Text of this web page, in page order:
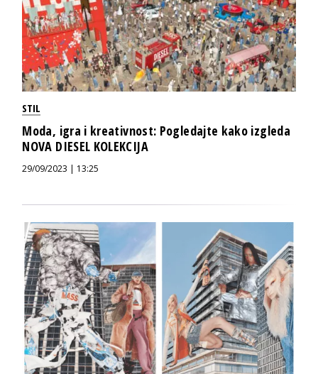
STIL
Moda, igra i kreativnost: Pogledajte kako izgleda
NOVA DIESEL KOLEKCIJA
29/09/2023 | 13:25